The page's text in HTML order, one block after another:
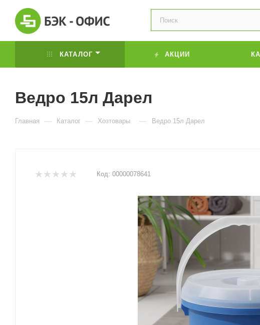
КАТАЛОГ АКЦИИ
Ведро 15л Дарел
Главная — Каталог — Хозтовары — Ведро 15л Дарел
Код: 00000078641